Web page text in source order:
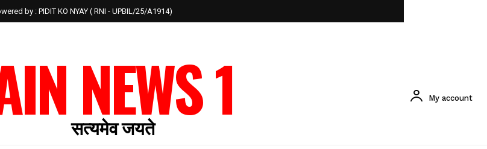
by : PIDIT KO NYAY ( RNI - UPBIL/25/A1914)
NEWS 1
सत्यमेव जयते
My account